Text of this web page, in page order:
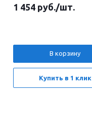
1 454 руб./шт.
В корзину
Купить в 1 клик